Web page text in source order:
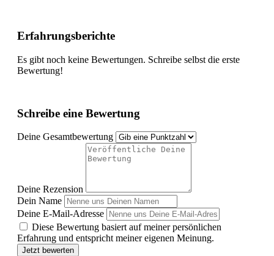
Erfahrungsberichte
Es gibt noch keine Bewertungen. Schreibe selbst die erste
Bewertung!
Schreibe eine Bewertung
Deine Gesamtbewertung
Deine Rezension
Dein Name
Deine E-Mail-Adresse
Diese Bewertung basiert auf meiner persönlichen
Erfahrung und entspricht meiner eigenen Meinung.
Jetzt bewerten